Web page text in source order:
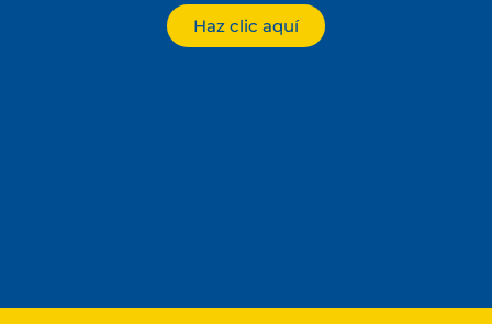
Haz clic aquí